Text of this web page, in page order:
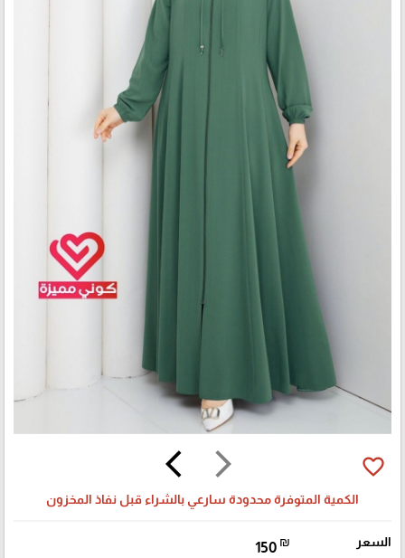
arrow_forward_ios
arrow_back_ios favorite_border
الكمية المتوفرة محدودة سارعي بالشراء قبل نفاذ المخزون
السعر 150 ₪